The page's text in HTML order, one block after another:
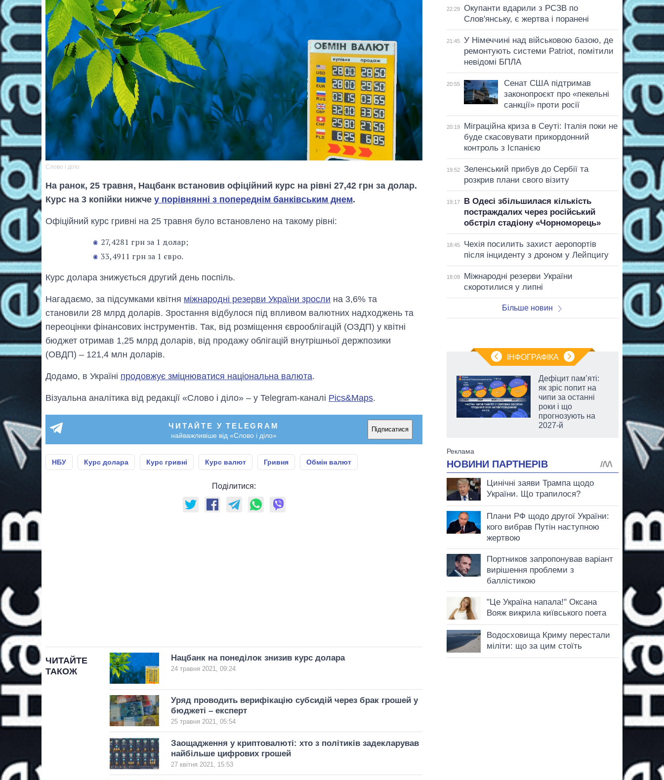
Слово і діло
На ранок, 25 травня, Нацбанк встановив офіційний курс на рівні 27,42 грн за долар.
Курс на 3 копійки нижче у порівнянні з попереднім банківським днем.
Офіційний курс гривні на 25 травня було встановлено на такому рівні:
27,4281 грн за 1 долар;
33,4911 грн за 1 євро.
Курс долара знижується другий день поспіль.
Нагадаємо, за підсумками квітня міжнародні резерви України зросли на 3,6% та
становили 28 млрд доларів. Зростання відбулося під впливом валютних надходжень та
переоцінки фінансових інструментів. Так, від розміщення єврооблігацій (ОЗДП) у квітні
бюджет отримав 1,25 млрд доларів, від продажу облігацій внутрішньої держпозики
(ОВДП) – 121,4 млн доларів.
Додамо, в Україні продовжує зміцнюватися національна валюта.
Візуальна аналітика від редакції «Слово і діло» – у Telegram-каналі Pics&Maps.
ЧИТАЙТЕ У TELEGRAM
найважливіше від «Слово і діло»
Підписатися
НБУ Курс долара Курс гривні Курс валют Гривня Обмін валют
Поділитися:
ЧИТАЙТЕ
ТАКОЖ
Нацбанк на понеділок знизив курс долара
24 травня 2021, 09:24
Уряд проводить верифікацію субсидій через брак грошей у
бюджеті – експерт
25 травня 2021, 05:54
Заощадження у криптовалюті: хто з політиків задекларував
найбільше цифрових грошей
27 квітня 2021, 15:53
22:29
Окупанти вдарили з РСЗВ по
Слов'янську, є жертва і поранені
21:45
У Німеччині над військовою базою, де
ремонтують системи Patriot, помітили
невідомі БПЛА
20:55
Сенат США підтримав
законопроєкт про «пекельні
санкції» проти росії
20:19
Міграційна криза в Сеуті: Італія поки не
буде скасовувати прикордонний
контроль з Іспанією
19:52
Зеленський прибув до Сербії та
розкрив плани свого візиту
19:17
В Одесі збільшилася кількість
постраждалих через російський
обстріл стадіону «Чорноморець»
18:45
Чехія посилить захист аеропортів
після інциденту з дроном у Лейпцигу
18:09
Міжнародні резерви України
скоротилися у липні
Більше новин
ІНФОГРАФІКА
вступників на
магістратуру та
аспірантуру
Дефіцит пам’яті:
як зріс попит на
чипи за останні
роки і що
прогнозують на
2027-й